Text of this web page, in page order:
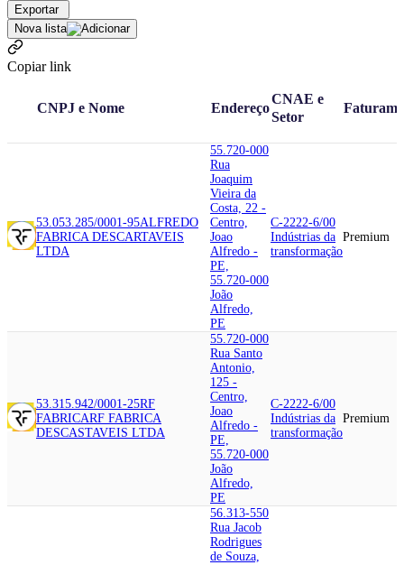
Exportar
Nova lista
Copiar link
CNPJ e Nome Endereço
CNAE e
Setor
53.053.285/0001-95ALFREDO
FABRICA DESCARTAVEIS
LTDA
55.720-000
Rua
Joaquim
Vieira da
Costa, 22 -
Centro,
Joao
Alfredo -
PE,
55.720-000
João
Alfredo,
PE
C-2222-6/00
Indústrias da
transformação
Premium
53.315.942/0001-25RF
FABRICARF FABRICA
DESCASTAVEIS LTDA
55.720-000
Rua Santo
Antonio,
125 -
Centro,
Joao
Alfredo -
PE,
55.720-000
João
Alfredo,
PE
C-2222-6/00
Indústrias da
transformação
Premium
56.313-550
Rua Jacob
Rodrigues
de Souza,